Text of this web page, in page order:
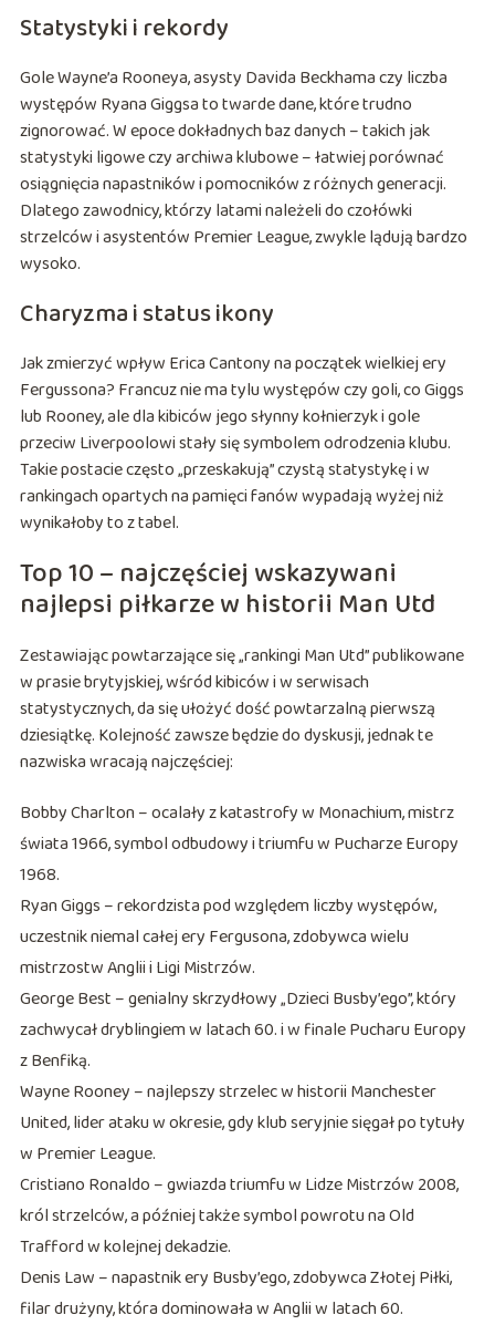
Statystyki i rekordy
Gole Wayne’a Rooneya, asysty Davida Beckhama czy liczba
występów Ryana Giggsa to twarde dane, które trudno
zignorować. W epoce dokładnych baz danych – takich jak
statystyki ligowe czy archiwa klubowe – łatwiej porównać
osiągnięcia napastników i pomocników z różnych generacji.
Dlatego zawodnicy, którzy latami należeli do czołówki
strzelców i asystentów Premier League, zwykle lądują bardzo
wysoko.
Charyzma i status ikony
Jak zmierzyć wpływ Erica Cantony na początek wielkiej ery
Fergussona? Francuz nie ma tylu występów czy goli, co Giggs
lub Rooney, ale dla kibiców jego słynny kołnierzyk i gole
przeciw Liverpoolowi stały się symbolem odrodzenia klubu.
Takie postacie często „przeskakują” czystą statystykę i w
rankingach opartych na pamięci fanów wypadają wyżej niż
wynikałoby to z tabel.
Top 10 – najczęściej wskazywani
najlepsi piłkarze w historii Man Utd
Zestawiając powtarzające się „rankingi Man Utd” publikowane
w prasie brytyjskiej, wśród kibiców i w serwisach
statystycznych, da się ułożyć dość powtarzalną pierwszą
dziesiątkę. Kolejność zawsze będzie do dyskusji, jednak te
nazwiska wracają najczęściej:
Bobby Charlton – ocalały z katastrofy w Monachium, mistrz
świata 1966, symbol odbudowy i triumfu w Pucharze Europy
1968.
Ryan Giggs – rekordzista pod względem liczby występów,
uczestnik niemal całej ery Fergusona, zdobywca wielu
mistrzostw Anglii i Ligi Mistrzów.
George Best – genialny skrzydłowy „Dzieci Busby’ego”, który
zachwycał dryblingiem w latach 60. i w finale Pucharu Europy
z Benfiką.
Wayne Rooney – najlepszy strzelec w historii Manchester
United, lider ataku w okresie, gdy klub seryjnie sięgał po tytuły
w Premier League.
Cristiano Ronaldo – gwiazda triumfu w Lidze Mistrzów 2008,
król strzelców, a później także symbol powrotu na Old
Trafford w kolejnej dekadzie.
Denis Law – napastnik ery Busby’ego, zdobywca Złotej Piłki,
filar drużyny, która dominowała w Anglii w latach 60.